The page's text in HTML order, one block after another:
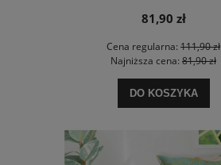
81,90 zł
Cena regularna: 111,90 zł
Najniższa cena: 81,90 zł
DO KOSZYKA